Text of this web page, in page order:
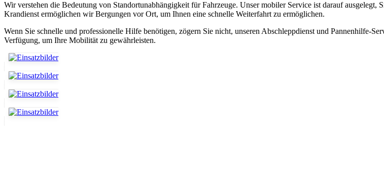
Wir verstehen die Bedeutung von Standortunabhängigkeit für Fahrzeuge. Unser mobiler Service ist darauf
Krandienst ermöglichen wir Bergungen vor Ort, um Ihnen eine schnelle Weiterfahrt zu ermöglichen.
Wenn Sie schnelle und professionelle Hilfe benötigen, zögern Sie nicht, unseren Abschleppdienst und Pannenhilfe-
Verfügung, um Ihre Mobilität zu gewährleisten.